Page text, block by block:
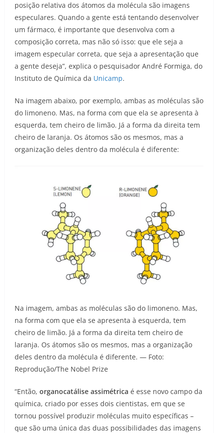
posição relativa dos átomos da molécula são imagens
especulares. Quando a gente está tentando desenvolver
um fármaco, é importante que desenvolva com a
composição correta, mas não só isso: que ele seja a
imagem especular correta, que seja a apresentação que
a gente deseja”, explica o pesquisador André Formiga, do
Instituto de Química da Unicamp.
Na imagem abaixo, por exemplo, ambas as moléculas são
do limoneno. Mas, na forma com que ela se apresenta à
esquerda, tem cheiro de limão. Já a forma da direita tem
cheiro de laranja. Os átomos são os mesmos, mas a
organização deles dentro da molécula é diferente:
Na imagem, ambas as moléculas são do limoneno. Mas,
na forma com que ela se apresenta à esquerda, tem
cheiro de limão. Já a forma da direita tem cheiro de
laranja. Os átomos são os mesmos, mas a organização
deles dentro da molécula é diferente. — Foto:
Reprodução/The Nobel Prize
“Então, organocatálise assimétrica é esse novo campo da
química, criado por esses dois cientistas, em que se
tornou possível produzir moléculas muito específicas –
que são uma única das duas possibilidades das imagens